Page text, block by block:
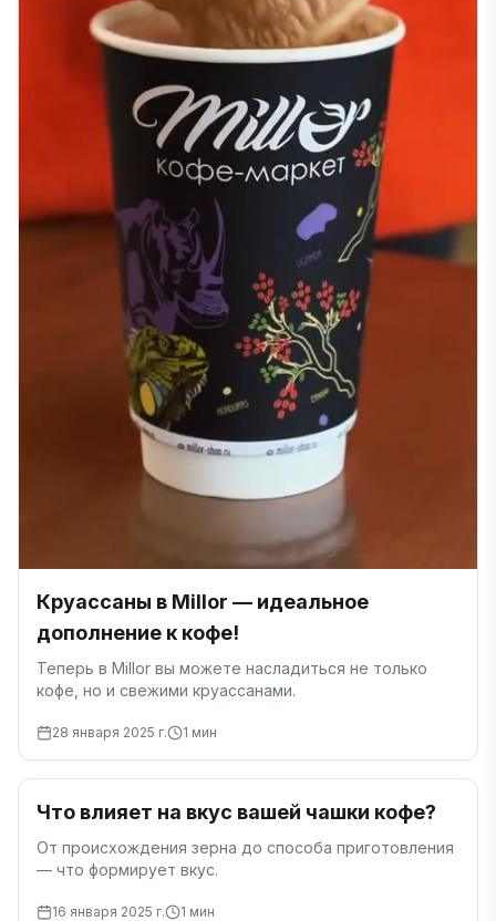
Круассаны в Millor — идеальное
дополнение к кофе!
Теперь в Millor вы можете насладиться не только
кофе, но и свежими круассанами.
28 января 2025 г. 1 мин
Кофе
Что влияет на вкус вашей чашки кофе?
От происхождения зерна до способа приготовления
— что формирует вкус.
16 января 2025 г. 1 мин